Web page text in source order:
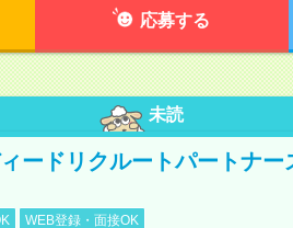
応募する
未読
ードリクルートパートナ
WEB登録・面接OK